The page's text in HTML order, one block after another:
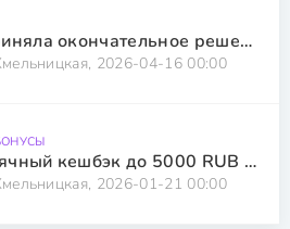
Рома приняла окончательное решение по поводу будущего Довбика
2026-04-16 00:00
Ежемесячный кешбэк до 5000 RUB всем игрокам в программе лояльности Priority
2026-01-21 00:00